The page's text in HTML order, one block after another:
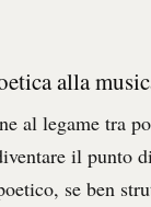
alla
al legame tra
il punto
se ben